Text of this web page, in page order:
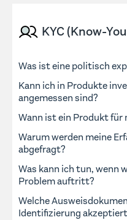
KYC (Know-
Was ist eine politisch
Kann ich in Produkte
angemessen sind?
Wann ist ein Produkt für
Warum werden meine
abgefragt?
Was kann ich tun, wenn
Problem auftritt?
Welche
Identifizierung